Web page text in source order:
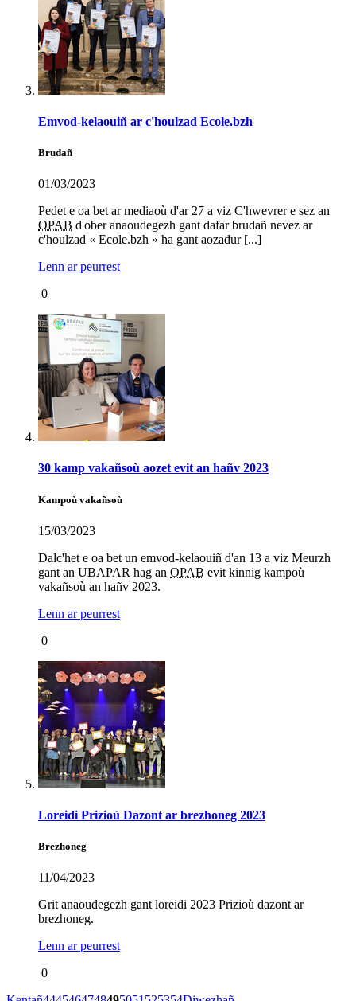
Emvod-kelaouiñ ar c'houlzad Ecole.bzh
Brudañ
01/03/2023
Pedet e oa bet ar mediaoù d'ar 27 a viz C'hwevrer e sez an
OPAB d'ober anaoudegezh gant dafar brudañ nevez ar
c'houlzad « Ecole.bzh » ha gant aozadur [...]
Lenn ar peurrest
0
30 kamp vakañsoù aozet evit an hañv 2023
Kampoù vakañsoù
15/03/2023
Dalc'het e oa bet un emvod-kelaouiñ d'an 13 a viz Meurzh
gant an UBAPAR hag an OPAB evit kinnig kampoù
vakañsoù an hañv 2023.
Lenn ar peurrest
0
Loreidi Prizioù Dazont ar brezhoneg 2023
Brezhoneg
11/04/2023
Grit anaoudegezh gant loreidi 2023 Prizioù dazont ar
brezhoneg.
Lenn ar peurrest
0